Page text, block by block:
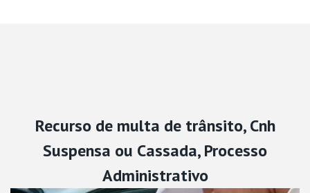
Recurso de multa de trânsito, Cnh
Suspensa ou Cassada, Processo
Administrativo